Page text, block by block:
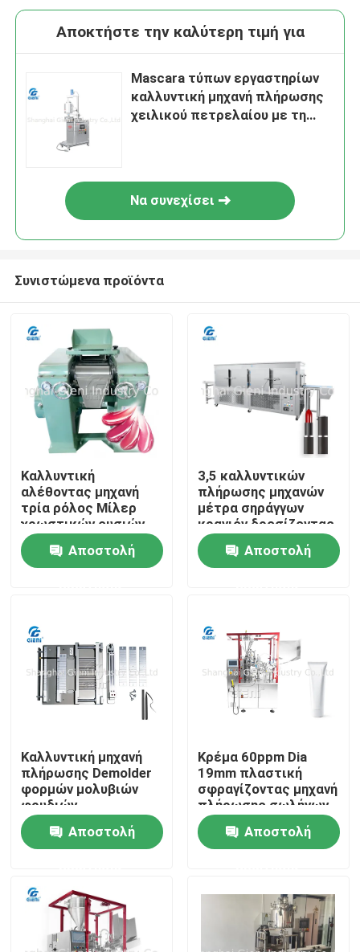
Σπίτι
Προϊόντα
Σχετικά με εμάς
Επισκέψεις στο εργοστάσιο
Επικοινωνήστε μαζί μας
Ειδήσεις
Υποθέσεις
Μπλογκ
Αποκτήστε την καλύτερη τιμή για
Mascara τύπων εργαστηρίων
καλλυντική μηχανή πλήρωσης
χειλικού πετρελαίου με τη
Να συνεχίσει
Συνιστώμενα προϊόντα
Καλλυντική
αλέθοντας μηχανή
τρία ρόλος Μίλερ
χρωστικών ουσιών
με το μήκος 15CM
30CM διάμετρος
Αποστολή
3,5 καλλυντικών
πλήρωσης μηχανών
μέτρα σηράγγων
κραγιόν δροσίζοντας
με το συμπιεστή
κατάψυξης 5P
Αποστολή
Καλλυντική μηχανή
πλήρωσης Demolder
φορμών μολυβιών
φρυδιών
Αποστολή
Κρέμα 60ppm Dia
19mm πλαστική
σφραγίζοντας μηχανή
πλήρωσης σωλήνων
Αποστολή